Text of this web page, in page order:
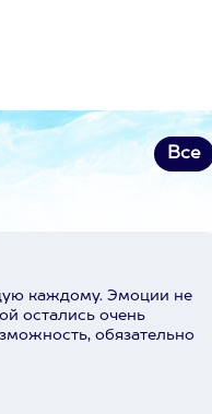
Все
каждому. Эмоции не
остались очень
обязательно